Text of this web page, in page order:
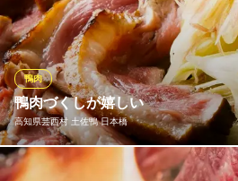
キ、ヒレ、赤身ステーキなど全てのお
肉をご提供しております。熟成期間は
を選ばす、プロが厳選した最高級のお
本当に美味しいお肉を当店でご堪能く
熟成肉×鉄板焼 URAROJI ウラロジ
隠れ家鉄板焼き店が上陸
地下鉄日比谷線茅場町駅10番出口 徒
東京都中央区日本橋茅場町1-6-2 鈴木ビル2F
鴨肉づくしが嬉しい
高知県芸西村 土佐鴨 日本橋
鴨肉
当店名物の藁焼きから、しゃぶしゃぶ